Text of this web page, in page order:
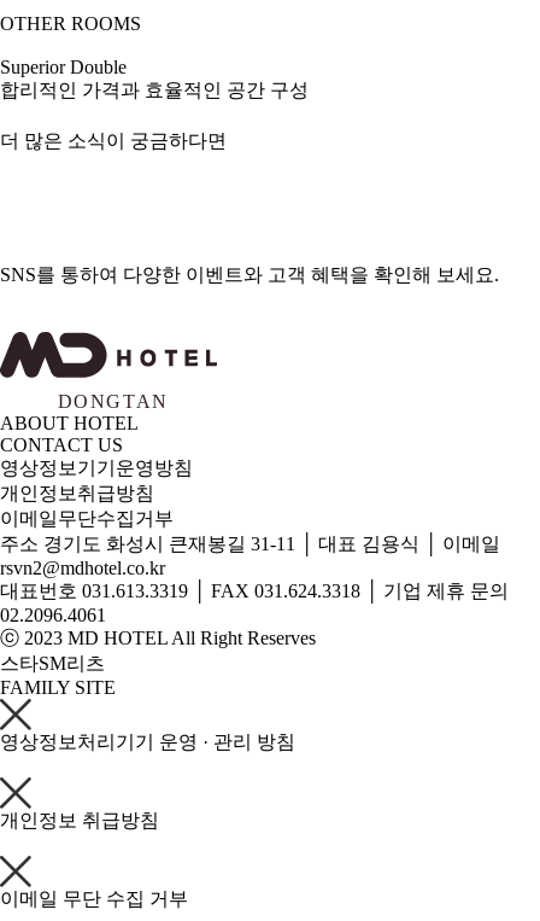
OTHER ROOMS
Superior Double
합리적인 가격과 효율적인 공간 구성
더 많은 소식이 궁금하다면
SNS를 통하여 다양한 이벤트와 고객 혜택을 확인해 보세요.
ABOUT HOTEL
CONTACT US
영상정보기기운영방침
개인정보취급방침
이메일무단수집거부
주소 경기도 화성시 큰재봉길 31-11 │ 대표 김용식 │ 이메일
rsvn2@mdhotel.co.kr
대표번호 031.613.3319 │ FAX 031.624.3318 │ 기업 제휴 문의
02.2096.4061
ⓒ 2023 MD HOTEL All Right Reserves
스타SM리츠
FAMILY SITE
영상정보처리기기 운영 · 관리 방침
개인정보 취급방침
이메일 무단 수집 거부